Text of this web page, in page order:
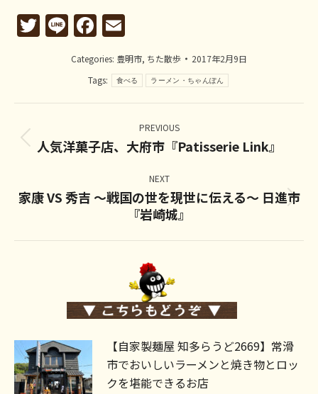
Twitter
LineFacebook
Categories: 豊明市, ちた散歩
2017年2月9日
Tags:
食べる ラーメン・ちゃんぽん
Post
navigation
PREVIOUS
Previous
人気洋菓子店、大府市『Patisserie Link』
NEXT
Next
post:
家康 VS 秀吉 ～戦国の世を現世に伝える～ 日進市
『岩崎城』
【自家製麺屋 知多らうど2669】常滑
市でおいしいラーメンと焼き物とロッ
クを堪能できるお店